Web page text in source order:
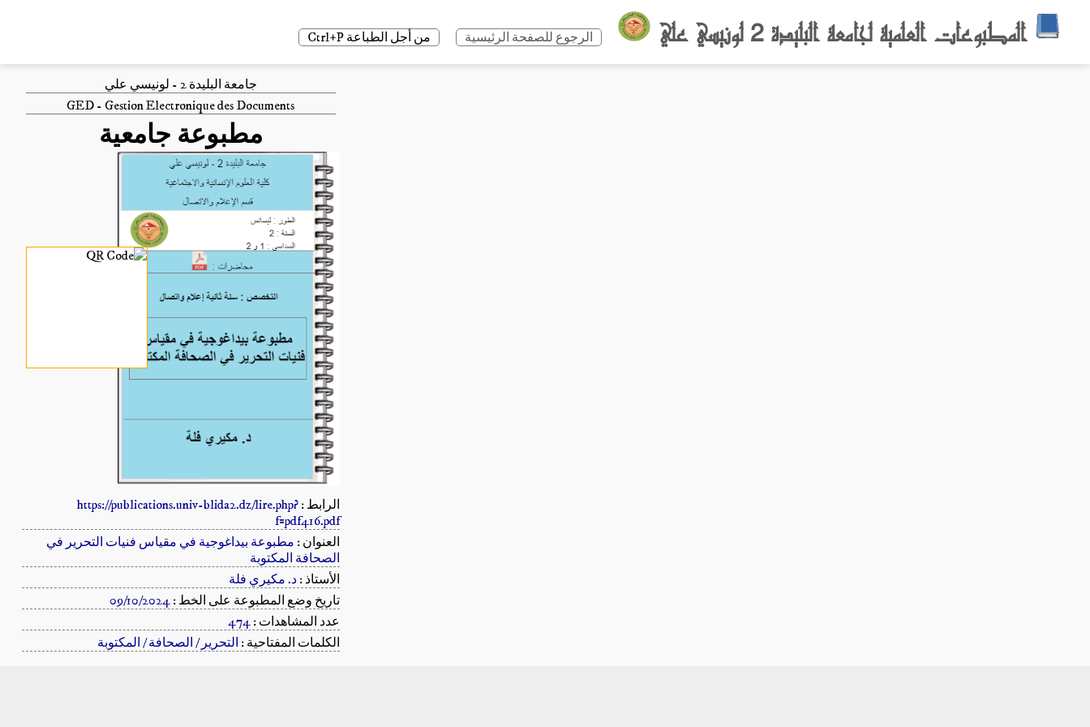
المطبوعات العلمية لجامعة البليدة 2 لونيسي علي الرجوع للصفحة الرئيسية من أجل الطباعة Ctrl+P
جامعة البليدة 2 - لونيسي علي
GED - Gestion Electronique des Documents
مطبوعة جامعية
الرابط : https://publications.univ-blida2.dz/lire.php?
f=pdf416.pdf
العنوان : مطبوعة بيداغوجية في مقياس فنيات التحرير في
الصحافة المكتوبة
الأستاذ : د. مكيري فلة
تاريخ وضع المطبوعة على الخط : 09/10/2024
عدد المشاهدات : 474
الكلمات المفتاحية : التحرير / الصحافة / المكتوبة